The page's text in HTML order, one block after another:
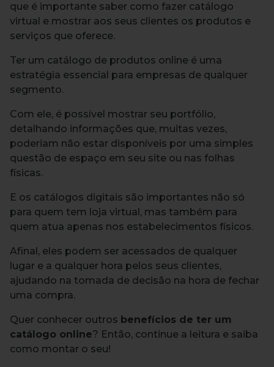
que é importante saber como fazer catálogo
virtual e mostrar aos seus clientes os produtos e
serviços que oferece.
Ter um catálogo de produtos online é uma
estratégia essencial para empresas de qualquer
segmento.
Com ele, é possível mostrar seu portfólio,
detalhando informações que, muitas vezes,
poderiam não estar disponíveis por uma simples
questão de espaço em seu site ou nas folhas
físicas.
E os catálogos digitais são importantes não só
para quem tem loja virtual, mas também para
quem atua apenas nos estabelecimentos físicos.
Afinal, eles podem ser acessados de qualquer
lugar e a qualquer hora pelos seus clientes,
ajudando na tomada de decisão na hora de fechar
uma compra.
Quer conhecer outros benefícios de ter um
catálogo online? Então, continue a leitura e saiba
como montar o seu!